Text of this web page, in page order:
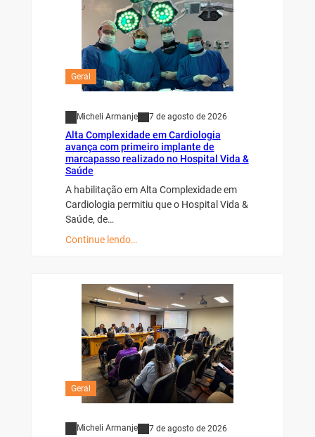
Geral
Micheli Armanje 7 de agosto de 2026
Alta Complexidade em Cardiologia
avança com primeiro implante de
marcapasso realizado no Hospital Vida &
Saúde
A habilitação em Alta Complexidade em
Cardiologia permitiu que o Hospital Vida &
Saúde, de…
Continue lendo…
Geral
Micheli Armanje 7 de agosto de 2026